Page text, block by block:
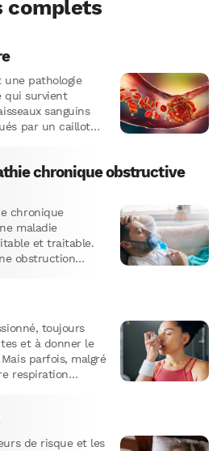
complets
une pathologie
qui survient
sanguins
par un caillot
chronique obstructive
chronique
maladie
et traitable.
obstruction
toujours
et à donner le
parfois, malgré
respiration
de risque et les